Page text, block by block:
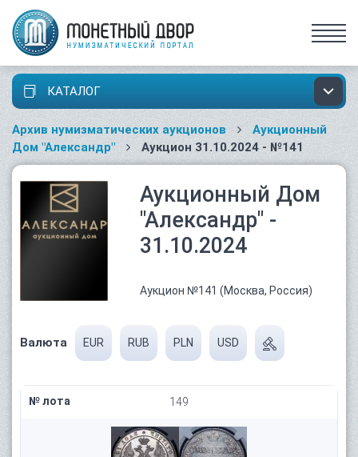
КАТАЛОГ
Архив нумизматических аукционов
Аукционный
Дом "Александр"
Аукцион 31.10.2024 - №141
Аукционный Дом
"Александр" -
31.10.2024
Аукцион №141 (Москва, Россия)
Валюта EUR RUB PLN USD
№ лота 149